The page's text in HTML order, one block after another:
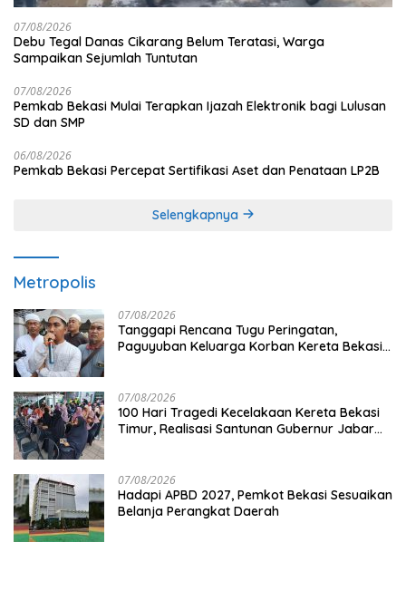
07/08/2026
Debu Tegal Danas Cikarang Belum Teratasi, Warga
Sampaikan Sejumlah Tuntutan
07/08/2026
Pemkab Bekasi Mulai Terapkan Ijazah Elektronik bagi Lulusan
SD dan SMP
06/08/2026
Pemkab Bekasi Percepat Sertifikasi Aset dan Penataan LP2B
Selengkapnya
Metropolis
07/08/2026
Tanggapi Rencana Tugu Peringatan,
Paguyuban Keluarga Korban Kereta Bekasi
07/08/2026
100 Hari Tragedi Kecelakaan Kereta Bekasi
Timur, Realisasi Santunan Gubernur Jabar
07/08/2026
Hadapi APBD 2027, Pemkot Bekasi Sesuaikan
Belanja Perangkat Daerah